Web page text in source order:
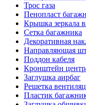
Трос газа
Пенопласт
Крышка зеркала
Сетка багажника
Декоративная
Направляющая
Поддон кабеля
Кронштейн
Заглушка аирбаг
Решетка
Пластик